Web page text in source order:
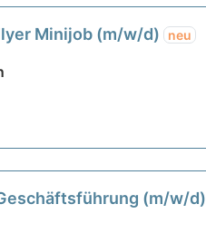
Minijob (m/w/d) neu
(m/w/d)